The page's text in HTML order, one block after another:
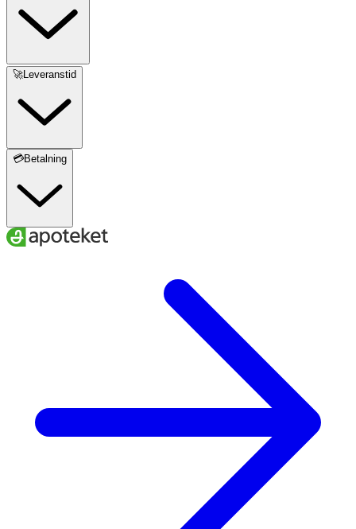
🚀Leveranstid
💳Betalning